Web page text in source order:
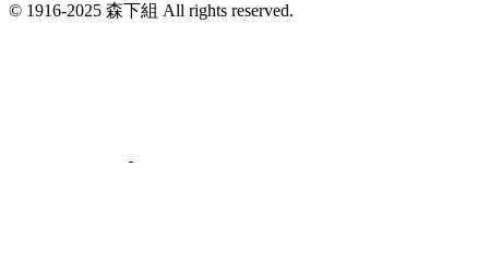
© 1916-2025 森下組 All rights reserved.